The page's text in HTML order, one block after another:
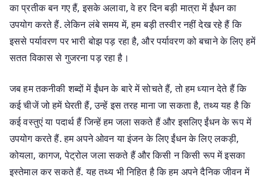
का प्रतीक बन गए हैं, इसके अलावा, वे हर दिन बड़ी मात्रा में ईंधन का
उपयोग करते हैं. लेकिन लंबे समय में, हम बड़ी तस्वीर नहीं देख रहे हैं कि
इससे पर्यावरण पर भारी बोझ पड़ रहा है, और पर्यावरण को बचाने के लिए हमें
सतत विकास से गुजरना पड़ रहा है।
जब हम तकनीकी शब्दों में ईंधन के बारे में सोचते हैं, तो हम ध्यान देते हैं कि
कई चीजें जो हमें घेरती हैं, उन्हें इस तरह माना जा सकता है, तथ्य यह है कि
कई वस्तुएं या पदार्थ हैं जिन्हें हम जला सकते हैं और इसलिए ईंधन के रूप में
उपयोग करते हैं. हम अपने ओवन या इंजन के लिए ईंधन के लिए लकड़ी,
कोयला, कागज, पेट्रोल जला सकते हैं और किसी न किसी रूप में इसका
इस्तेमाल कर सकते हैं. यह तथ्य भी निहित है कि हम अपने दैनिक जीवन में